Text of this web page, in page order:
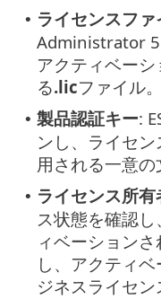
• ライセンスファ
Administrator 5
アクティベー
る.licファイル。
• 製品認証キー:
ンし、ライセ
用される一意の
• ライセンス所有
ス状態を確認
ィベーション
し、アクティ
ジネスライセン